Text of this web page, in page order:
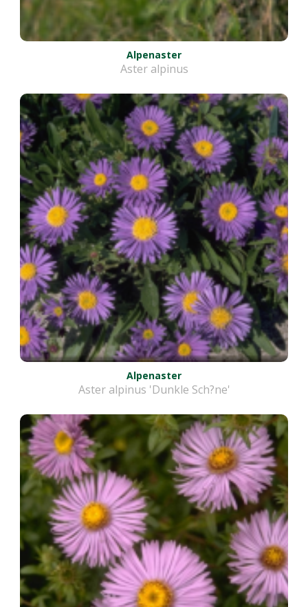
Alpenaster
Aster alpinus
Alpenaster
Aster alpinus 'Dunkle Sch?ne'